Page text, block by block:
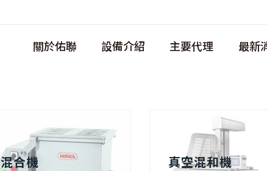
關於佑聯 設備介紹 主要代理 最新
混合機 真空混和機